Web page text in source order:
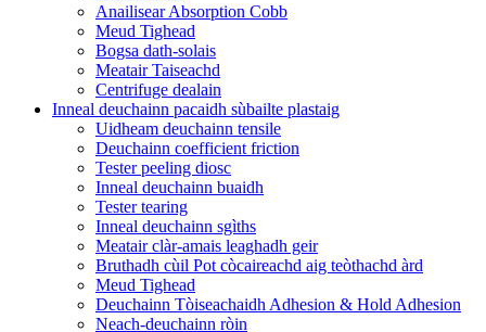
Anailisear Absorption Cobb
Meud Tighead
Bogsa dath-solais
Meatair Taiseachd
Centrifuge dealain
Inneal deuchainn pacaidh sùbailte plastaig
Uidheam deuchainn tensile
Deuchainn coefficient friction
Tester peeling diosc
Inneal deuchainn buaidh
Tester tearing
Inneal deuchainn sgìths
Meatair clàr-amais leaghadh geir
Bruthadh cùil Pot còcaireachd aig teòthachd àrd
Meud Tighead
Deuchainn Tòiseachaidh Adhesion & Hold Adhesion
Neach-deuchainn ròin